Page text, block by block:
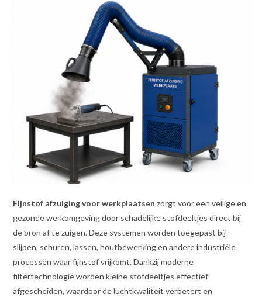
Fijnstof afzuiging voor werkplaatsen zorgt voor een veilige en
gezonde werkomgeving door schadelijke stofdeeltjes direct bij
de bron af te zuigen. Deze systemen worden toegepast bij
slijpen, schuren, lassen, houtbewerking en andere industriële
processen waar fijnstof vrijkomt. Dankzij moderne
filtertechnologie worden kleine stofdeeltjes effectief
afgescheiden, waardoor de luchtkwaliteit verbetert en